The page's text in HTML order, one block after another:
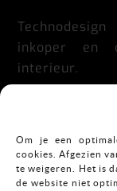
Om je een
cookies. Afgezien
te weigeren. Het is
de website niet
inkoper en
interieur.
Praktisch,
CONTACT